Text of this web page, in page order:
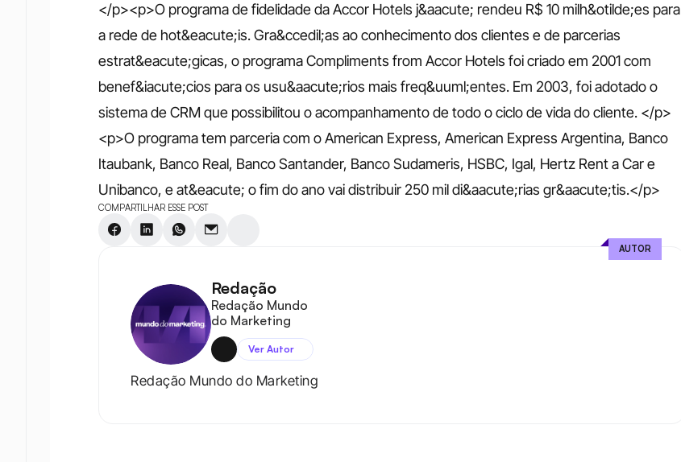
</p><p>O programa de fidelidade da Accor Hotels j&aacute; rendeu R$ 10 milh&otilde;es para
a rede de hot&eacute;is. Gra&ccedil;as ao conhecimento dos clientes e de parcerias
estrat&eacute;gicas, o programa Compliments from Accor Hotels foi criado em 2001 com
benef&iacute;cios para os usu&aacute;rios mais freq&uuml;entes. Em 2003, foi adotado o
sistema de CRM que possibilitou o acompanhamento de todo o ciclo de vida do cliente. </p>
<p>O programa tem parceria com o American Express, American Express Argentina, Banco
Itaubank, Banco Real, Banco Santander, Banco Sudameris, HSBC, Igal, Hertz Rent a Car e
Unibanco, e at&eacute; o fim do ano vai distribuir 250 mil di&aacute;rias gr&aacute;tis.</p>
COMPARTILHAR ESSE POST
Redação
Redação Mundo
do Marketing
Ver Autor
Redação Mundo do Marketing
AUTOR